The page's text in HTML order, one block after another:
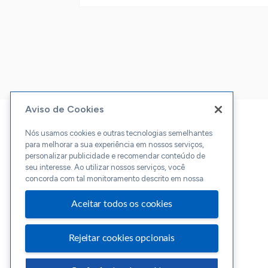
Aviso de Cookies
Nós usamos cookies e outras tecnologias semelhantes
para melhorar a sua experiência em nossos serviços,
personalizar publicidade e recomendar conteúdo de
seu interesse. Ao utilizar nossos serviços, você
concorda com tal monitoramento descrito em nossa
Aceitar todos os cookies
Rejeitar cookies opcionais